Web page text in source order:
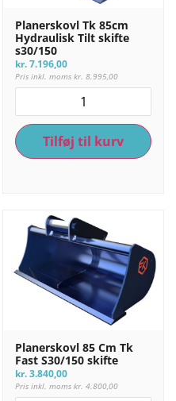
Planerskovl Tk 85cm
Hydraulisk Tilt skifte
s30/150
kr.7.196,00
Pris inkl. moms kr. 8.995,00
Tilføj til kurv
Planerskovl 85 Cm Tk
Fast S30/150 skifte
kr.3.840,00
Pris inkl. moms kr. 4.800,00